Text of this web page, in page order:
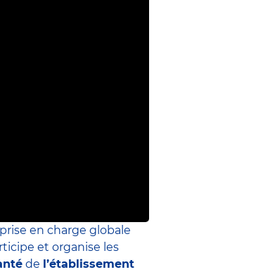
en charge globale
et organise les
de l’établissement